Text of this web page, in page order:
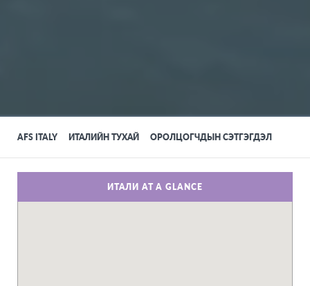
AFS ITALY ИТАЛИЙН ТУХАЙ ОРОЛЦОГЧДЫН СЭТГЭГДЭЛ
ИТАЛИ AT A GLANCE